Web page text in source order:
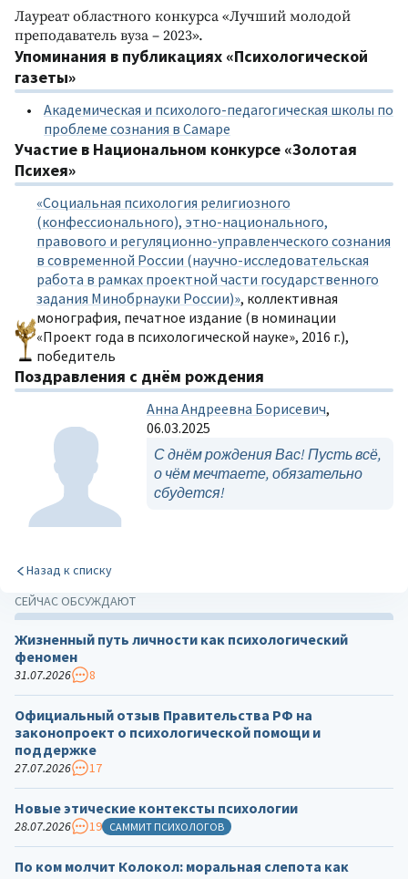
Лауреат областного конкурса «Лучший молодой
преподаватель вуза – 2023».
Упоминания в публикациях «Психологической
газеты»
Академическая и психолого-педагогическая школы по
проблеме сознания в Самаре
Участие в Национальном конкурсе «Золотая
Психея»
«Социальная психология религиозного
(конфессионального), этно-национального,
правового и регуляционно-управленческого сознания
в современной России (научно-исследовательская
работа в рамках проектной части государственного
задания Минобрнауки России)», коллективная
монография, печатное издание (в номинации
«Проект года в психологической науке», 2016 г.),
победитель
Поздравления с днём рождения
Анна Андреевна Борисевич,
06.03.2025
С днём рождения Вас! Пусть всё,
о чём мечтаете, обязательно
сбудется!
Назад к списку
СЕЙЧАС ОБСУЖДАЮТ
Жизненный путь личности как психологический
феномен
31.07.2026 8
Официальный отзыв Правительства РФ на
законопроект о психологической помощи и
поддержке
27.07.2026 17
Новые этические контексты психологии
28.07.2026 19 САММИТ ПСИХОЛОГОВ
По ком молчит Колокол: моральная слепота как